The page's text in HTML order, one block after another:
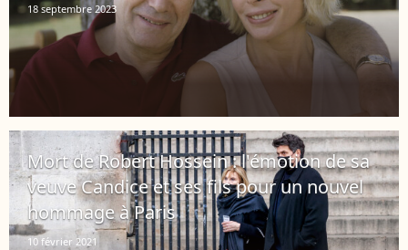
18 septembre 2023
Mort de Robert Hossein : l'émotion de sa
veuve Candice et ses fils pour un nouvel
hommage à Paris
10 février 2021